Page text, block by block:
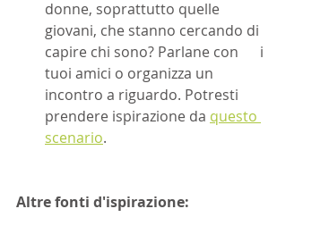
donne, soprattutto quelle
giovani, che stanno cercando di
capire chi sono? Parlane con 	i
tuoi amici o organizza un
incontro a riguardo. Potresti
prendere ispirazione da questo
scenario.
Altre fonti d'ispirazione: